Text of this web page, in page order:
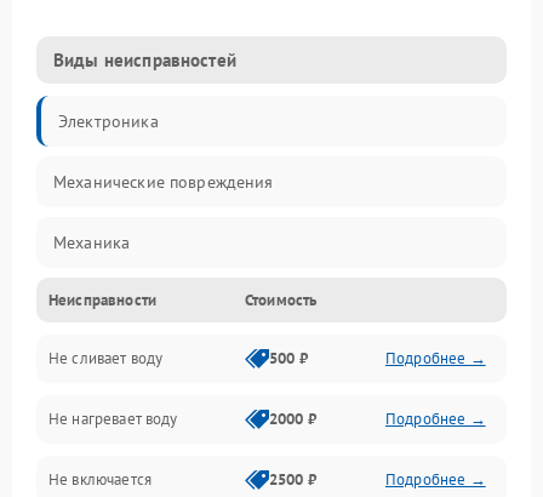
Виды неисправностей
Электроника
Механические повреждения
Механика
Управление
Электропитание
Датчики
Нагрев
Неисправности Стоимость
Не сливает воду 500 ₽ Подробнее →
Не нагревает воду 2000 ₽ Подробнее →
Не включается 2500 ₽ Подробнее →